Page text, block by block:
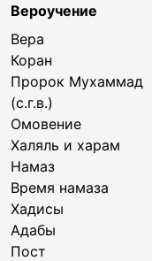
Вероучение
Вера
Коран
Пророк Мухаммад
(с.г.в.)
Омовение
Халяль и харам
Намаз
Время намаза
Хадисы
Адабы
Пост